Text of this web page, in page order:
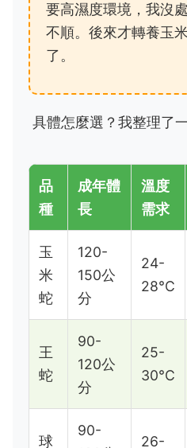
要高濕度環境，我沒
不順。後來才轉養玉
了。
具體怎麼選？我整理了
品
種
成年體
長
溫度
需求
玉
米
蛇
120-
150公
分
24-
28°C
王
蛇
90-
120公
分
25-
30°C
球
90-
26-